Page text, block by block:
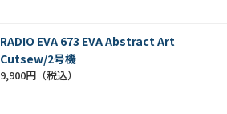
RADIO EVA 673 EVA Abstract Art
Cutsew/2号機
9,900円